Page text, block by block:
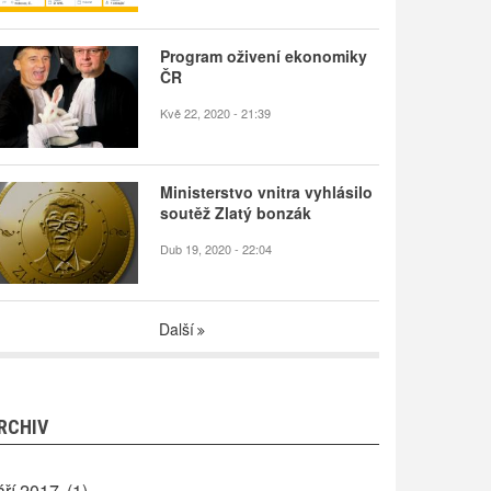
Program oživení ekonomiky
ČR
Kvě 22, 2020 - 21:39
Ministerstvo vnitra vyhlásilo
soutěž Zlatý bonzák
Dub 19, 2020 - 22:04
Další